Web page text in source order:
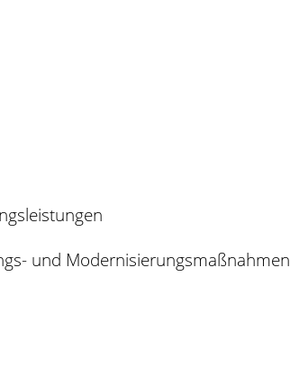
und Modernisierungsmaßnahmen